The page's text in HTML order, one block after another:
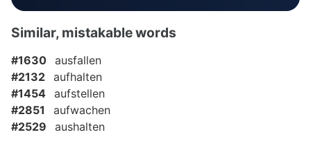
Similar, mistakable words
#1630 ausfallen
#2132 aufhalten
#1454 aufstellen
#2851
aufwachen
#2529
aushalten